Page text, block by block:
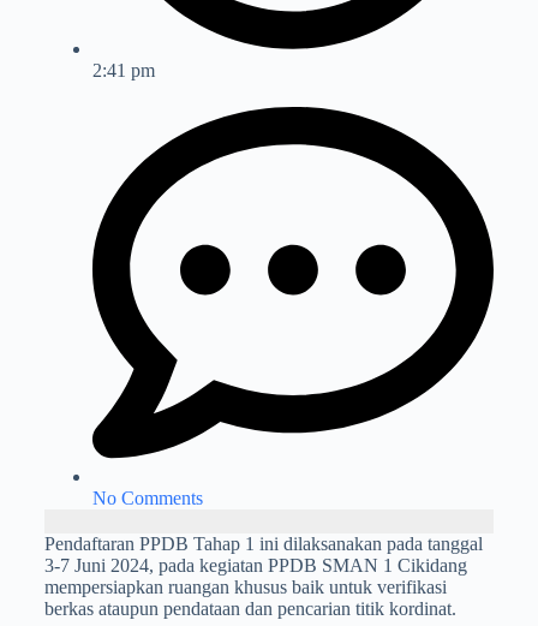
2:41 pm
No Comments
Pendaftaran PPDB Tahap 1 ini dilaksanakan pada tanggal
3-7 Juni 2024, pada kegiatan PPDB SMAN 1 Cikidang
mempersiapkan ruangan khusus baik untuk verifikasi
berkas ataupun pendataan dan pencarian titik kordinat.